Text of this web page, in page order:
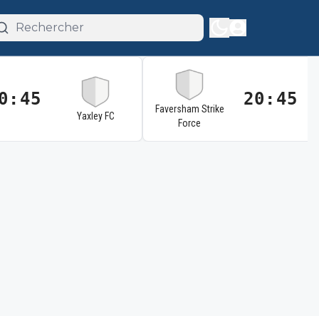
Yaxley FC
Faversham Strike
Force
20:45